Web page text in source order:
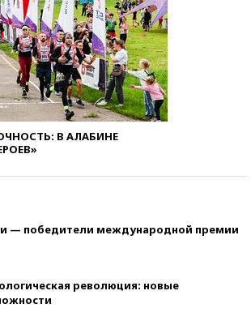
В АЛАБИНЕ
— победители международной премии
революция: новые